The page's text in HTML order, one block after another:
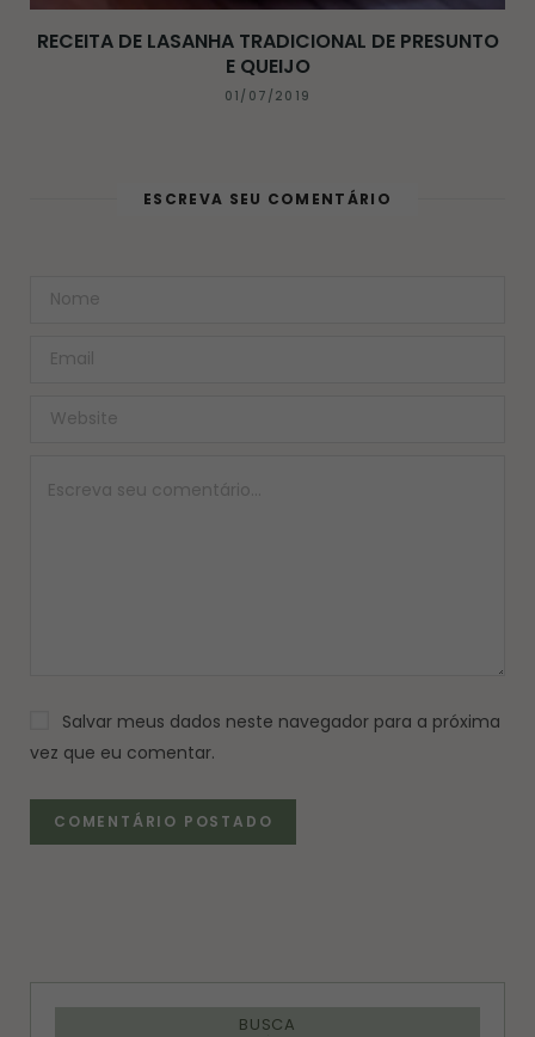
RECEITA DE LASANHA TRADICIONAL DE PRESUNTO
E QUEIJO
01/07/2019
ESCREVA SEU COMENTÁRIO
Salvar meus dados neste navegador para a próxima
vez que eu comentar.
BUSCA